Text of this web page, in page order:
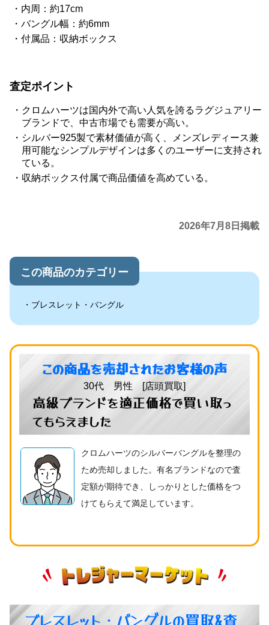
内周：約17cm
バングル幅：約6mm
付属品：収納ボックス
査定ポイント
クロムハーツは国内外で高い人気を誇るラグジュアリー
ブランドで、中古市場でも需要が高い。
シルバー925製で素材価値が高く、メンズレディース兼
用可能なシンプルデザインは多くのユーザーに支持され
ている。
収納ボックス付属で商品価値を高めている。
2026年7月8日掲載
この商品のカテゴリー
ブレスレット・バングル
この商品を売却されたお客様の声
30代 男性 [店頭買取]
高級ブランドを適正価格で買い取っ
てもらえました
クロムハーツのシルバーバングルを整理の
ため売却しました。有名ブランドなので査
定額が期待でき、しっかりとした価格をつ
けてもらえて満足しています。
ブレスレット・バングルの買取&査